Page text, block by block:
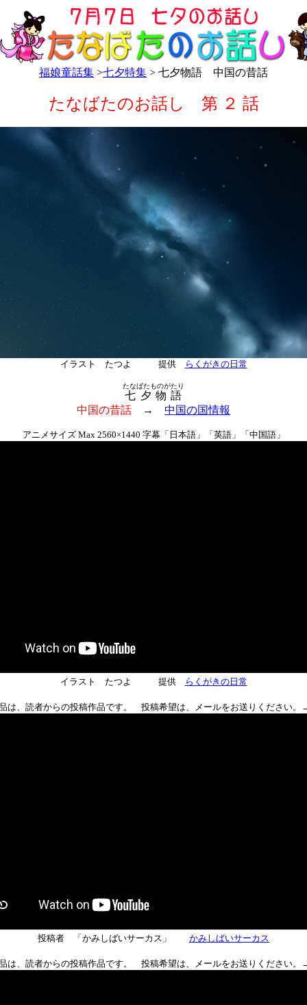
福娘童話集 >七夕特集 > 七夕物語 中国の昔話
たなばたのお話し 第 ２ 話
イラスト たつよ 提供 らくがきの日常
七夕物語
たなばたものがたり
中国の昔話 → 中国の国情報
アニメサイズ Max 2560×1440 字幕「日本語」「英語」「中国語」
イラスト たつよ 提供 らくがきの日常
は、読者からの投稿作品です。 投稿希望は、メールをお送りください。
投稿者 「かみしばいサーカス」 かみしばいサーカス
は、読者からの投稿作品です。 投稿希望は、メールをお送りください。